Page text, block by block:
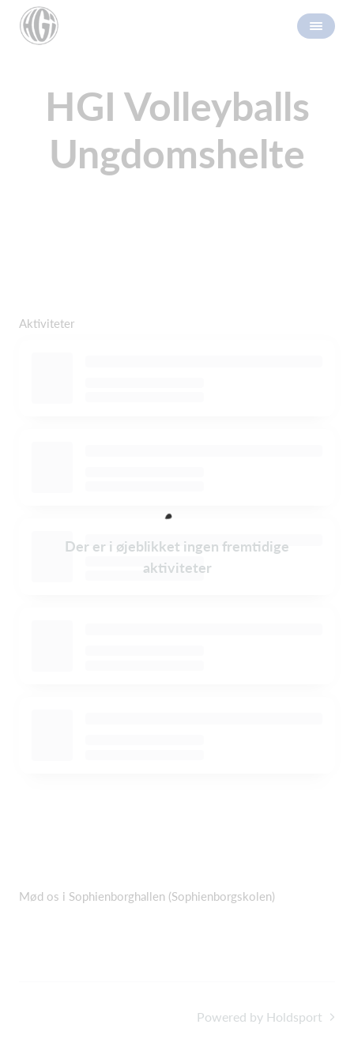
HGI Volleyballs
Ungdomshelte
Aktiviteter
Der er i øjeblikket ingen fremtidige
aktiviteter
Mød os i Sophienborghallen (Sophienborgskolen)
Powered by Holdsport